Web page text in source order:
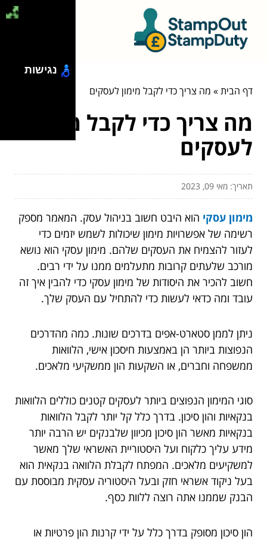
דף הבית» מה צריך כדי לקבל מימון לעסקים
מה צריך כדי לקבל מימון
לעסקים
תאריך: מאי 09, 2023
מימון עסקי הוא היבט חשוב בניהול עסק. המאמר מספק
רשימה של אפשרויות מימון שיכולות לשמש יזמים כדי
לעזור להצמיח את העסקים שלהם. מימון עסקי הוא נושא
מורכב שלעתים קרובות מתעלמים ממנו על ידי רבים.
חשוב להכיר את היסודות של מימון עסקי כדי להבין איך זה
עובד ומה כדאי לעשות כדי להתחיל עם העסק שלך.
ניתן לממן סטארט-אפים בדרכים שונות. כמה מהדרכים
הנפוצות ביותר הן באמצעות חיסכון אישי, הלוואות
ממשפחה וחברים, או השקעות הון ממשקיעי מלאכים.
סוגי המימון הנפוצים ביותר לעסקים קטנים כוללים הלוואות
בנקאיות והון סיכון. בדרך כלל קל יותר לקבל הלוואות
בנקאיות מאשר הון סיכון מכיוון שלבנקים יש הרבה יותר
מידע עליך כלקוח ועל היסטוריית האשראי שלך מאשר
למשקיעים מלאכים. המפתח לקבלת הלוואה בנקאית הוא
בעל ניקוד אשראי חזק ובעל היסטוריה עסקית מבוססת עם
הבנק שממנו אתה רוצה ללוות כסף.
הון סיכון מסופק בדרך כלל על ידי קרנות הון פרטיות או
נגישות